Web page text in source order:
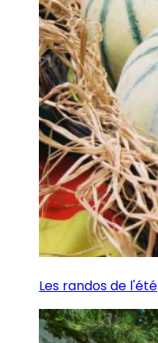
Les randos de l'été